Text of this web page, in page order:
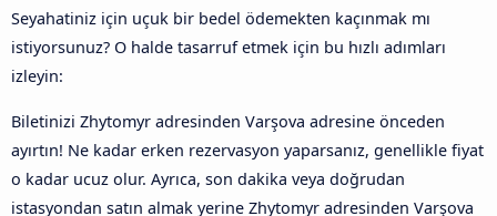
Seyahatiniz için uçuk bir bedel ödemekten kaçınmak mı
istiyorsunuz? O halde tasarruf etmek için bu hızlı adımları
izleyin:
Biletinizi Zhytomyr adresinden Varşova adresine önceden
ayırtın! Ne kadar erken rezervasyon yaparsanız, genellikle fiyat
o kadar ucuz olur. Ayrıca, son dakika veya doğrudan
istasyondan satın almak yerine Zhytomyr adresinden Varşova